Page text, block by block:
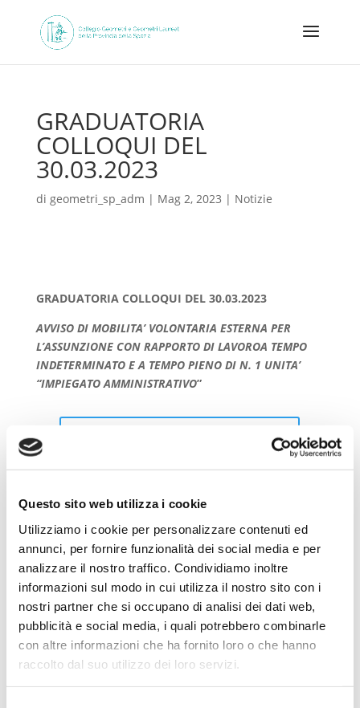
Questo sito web utilizza i cookie
Utilizziamo i cookie per personalizzare contenuti ed
annunci, per fornire funzionalità dei social media e per
analizzare il nostro traffico. Condividiamo inoltre
informazioni sul modo in cui utilizza il nostro sito con i
nostri partner che si occupano di analisi dei dati web,
pubblicità e social media, i quali potrebbero combinarle
con altre informazioni che ha fornito loro o che hanno
raccolto dal suo utilizzo dei loro servizi.
GRADUATORIA
COLLOQUI DEL
30.03.2023
di geometri_sp_adm | Mag 2, 2023 | Notizie
GRADUATORIA COLLOQUI DEL 30.03.2023
AVVISO DI MOBILITA’ VOLONTARIA ESTERNA PER
L’ASSUNZIONE CON RAPPORTO DI LAVOROA TEMPO
INDETERMINATO E A TEMPO PIENO DI N. 1 UNITA’
“IMPIEGATO AMMINISTRATIVO”
SCARICA LA GRADUATORIA
Articoli recenti
Dal banco al territorio: gli studenti del Pacinotti